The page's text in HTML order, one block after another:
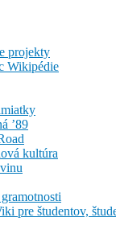
projekty
Wikipédie
’89
kultúra
pre študentov,